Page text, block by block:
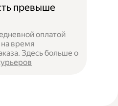
превыше
оплатой
на время
Здесь больше о